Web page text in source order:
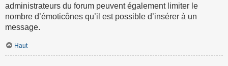
administrateurs du forum peuvent également limiter le
nombre d’émoticônes qu’il est possible d’insérer à un
message.
Haut